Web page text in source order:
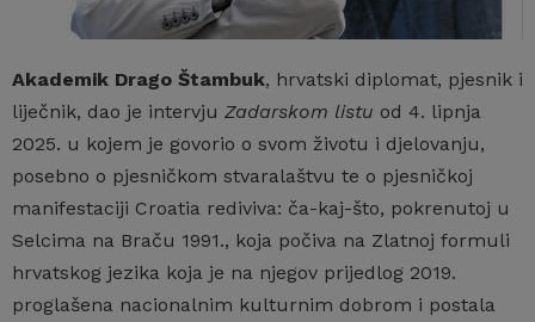
Akademik Drago Štambuk, hrvatski diplomat, pjesnik i
liječnik, dao je intervju Zadarskom listu od 4. lipnja
2025. u kojem je govorio o svom životu i djelovanju,
posebno o pjesničkom stvaralaštvu te o pjesničkoj
manifestaciji Croatia rediviva: ča-kaj-što, pokrenutoj u
Selcima na Braču 1991., koja počiva na Zlatnoj formuli
hrvatskog jezika koja je na njegov prijedlog 2019.
proglašena nacionalnim kulturnim dobrom i postala